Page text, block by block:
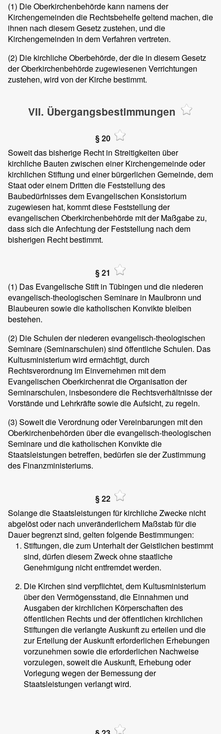
(1) Die Oberkirchenbehörde kann namens der
Kirchengemeinden die Rechtsbehelfe geltend machen, die
ihnen nach diesem Gesetz zustehen, und die
Kirchengemeinden in dem Verfahren vertreten.
(2) Die kirchliche Oberbehörde, der die in diesem Gesetz
der Oberkirchenbehörde zugewiesenen Verrichtungen
zustehen, wird von der Kirche bestimmt.
VII. Übergangsbestimmungen
§ 20
Soweit das bisherige Recht in Streitigkeiten über
kirchliche Bauten zwischen einer Kirchengemeinde oder
kirchlichen Stiftung und einer bürgerlichen Gemeinde, dem
Staat oder einem Dritten die Feststellung des
Baubedürfnisses dem Evangelischen Konsistorium
zugewiesen hat, kommt diese Feststellung der
evangelischen Oberkirchenbehörde mit der Maßgabe zu,
dass sich die Anfechtung der Feststellung nach dem
bisherigen Recht bestimmt.
§ 21
(1) Das Evangelische Stift in Tübingen und die niederen
evangelisch-theologischen Seminare in Maulbronn und
Blaubeuren sowie die katholischen Konvikte bleiben
bestehen.
(2) Die Schulen der niederen evangelisch-theologischen
Seminare (Seminarschulen) sind öffentliche Schulen. Das
Kultusministerium wird ermächtigt, durch
Rechtsverordnung im Einvernehmen mit dem
Evangelischen Oberkirchenrat die Organisation der
Seminarschulen, insbesondere die Rechtsverhältnisse der
Vorstände und Lehrkräfte sowie die Aufsicht, zu regeln.
(3) Soweit die Verordnung oder Vereinbarungen mit den
Oberkirchenbehörden über die evangelisch-theologischen
Seminare und die katholischen Konvikte die
Staatsleistungen betreffen, bedürfen sie der Zustimmung
des Finanzministeriums.
§ 22
Solange die Staatsleistungen für kirchliche Zwecke nicht
abgelöst oder nach unveränderlichem Maßstab für die
Dauer begrenzt sind, gelten folgende Bestimmungen:
Stiftungen, die zum Unterhalt der Geistlichen bestimmt
sind, dürfen diesem Zweck ohne staatliche
Genehmigung nicht entfremdet werden.
Die Kirchen sind verpflichtet, dem Kultusministerium
über den Vermögensstand, die Einnahmen und
Ausgaben der kirchlichen Körperschaften des
öffentlichen Rechts und der öffentlichen kirchlichen
Stiftungen die verlangte Auskunft zu erteilen und die
zur Erteilung der Auskunft erforderlichen Erhebungen
vorzunehmen sowie die erforderlichen Nachweise
vorzulegen, soweit die Auskunft, Erhebung oder
Vorlegung wegen der Bemessung der
Staatsleistungen verlangt wird.